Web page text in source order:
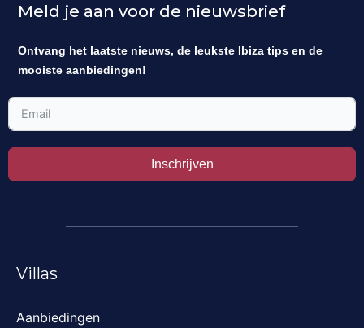
Meld je aan voor de nieuwsbrief
Ontvang het laatste nieuws, de leukste Ibiza tips en de
mooiste aanbiedingen!
Inschrijven
Villas
Aanbiedingen